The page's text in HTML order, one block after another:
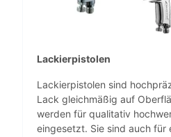
Lackierpistolen
Lackierpistolen sind
Lack gleichmäßig auf
werden für qualitativ
eingesetzt. Sie sind auch für